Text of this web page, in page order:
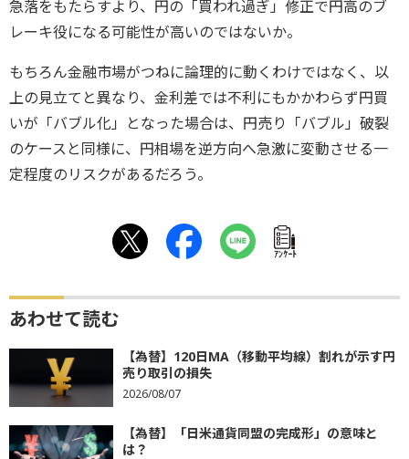
急落をもたらすより、円の「買われ過ぎ」修正で円高のブ
レーキ役になる可能性が高いのではないか。
もちろん金融市場がつねに論理的に動くわけではなく、以
上の見立てと異なり、金利差では不利にもかかわらず円買
いが「バブル化」となった場合は、円売り「バブル」破裂
のケースと同様に、円相場を逆方向へ急激に変動させる一
定程度のリスクがあるだろう。
ｱﾝｹｰﾄ
あわせて読む
【為替】120日MA（移動平均線）割れが示す円
売り取引の損失
2026/08/07
【為替】「日米通貨同盟の完成形」の意味と
は？